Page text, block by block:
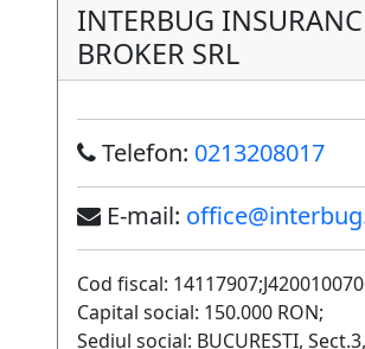
INTERBUG
BROKER SRL
Telefon: 0213208017
E-mail:
Cod fiscal:
Capital social: 150.000 RON;
Sediul social: BUCURESTI, Sect.3,